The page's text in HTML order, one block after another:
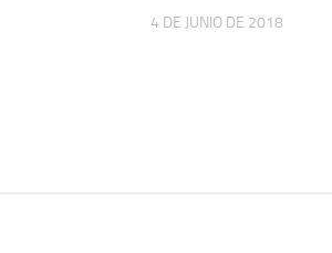
4 DE JUNIO DE 2018